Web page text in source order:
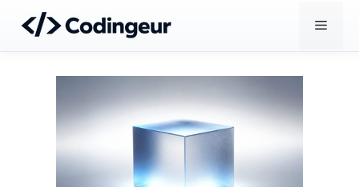
contenu
Menu